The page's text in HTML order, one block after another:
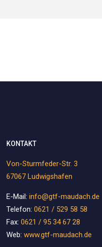
KONTAKT
Von-Sturmfeder-Str. 3
67067 Ludwigshafen
E-Mail: info@gtf-maudach.de
Telefon: 0621 / 529 58 58
Fax: 0621 / 95 34 67 28
Web: www.gtf-maudach.de